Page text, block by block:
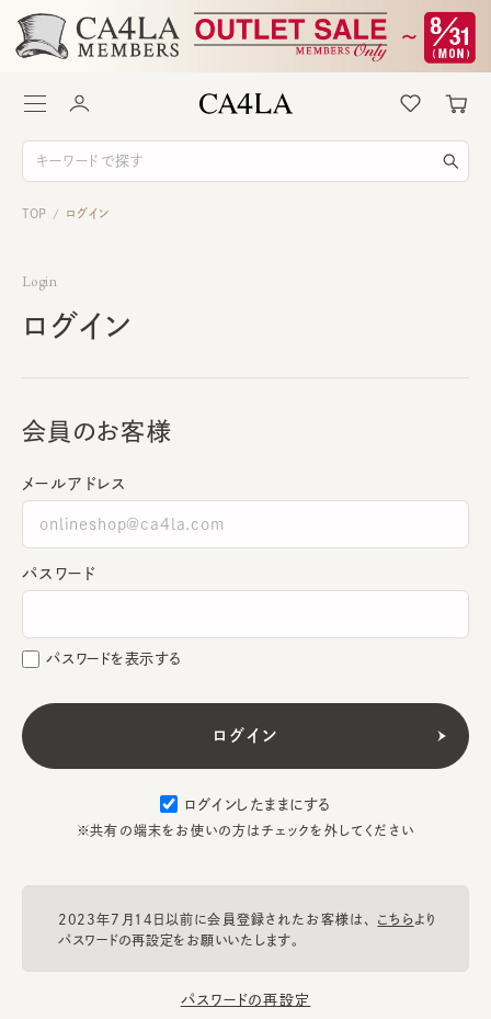
TOP / ログイン
Login
ログイン
会員のお客様
メールアドレス
パスワード
パスワードを表示する
ログインしたままにする
※共有の端末をお使いの方はチェックを外してください
2023年7月14日以前に会員登録されたお客様は、 こちらより
パスワードの再設定をお願いいたします。
パスワードの再設定